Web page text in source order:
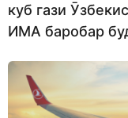
куб гази
ИМА баробар